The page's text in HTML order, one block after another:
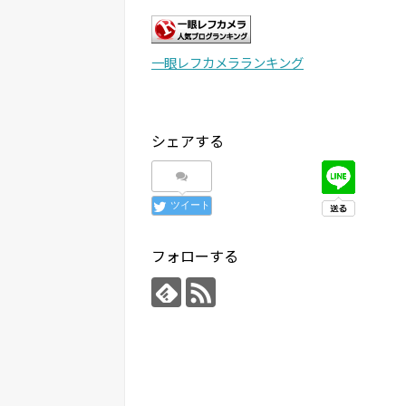
一眼レフカメラランキング
シェアする
ツイート
フォローする